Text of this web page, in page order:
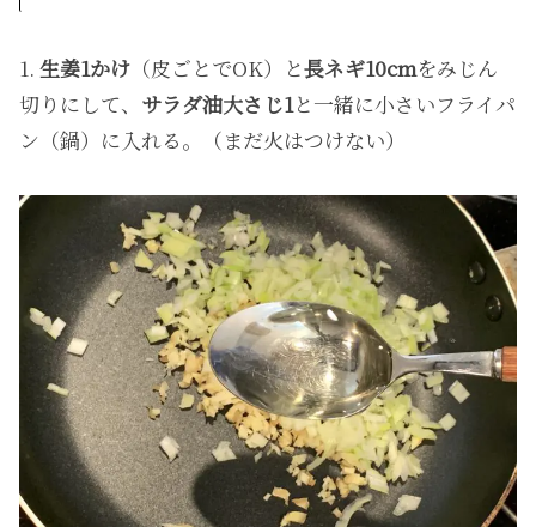
1. 生姜1かけ （皮ごとでOK）と長ネギ10cmをみじん
切りにして、 サラダ油大さじ1と一緒に小さいフライパ
ン（鍋）に入れる。（まだ火はつけない）